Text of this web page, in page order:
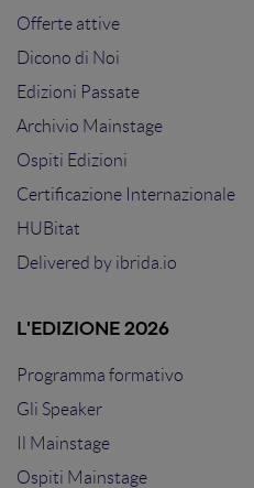
Offerte attive
Dicono di Noi
Edizioni Passate
Archivio Mainstage
Ospiti Edizioni
Certificazione Internazionale
HUBitat
Delivered by ibrida.io
L'EDIZIONE 2026
Programma formativo
Gli Speaker
Il Mainstage
Ospiti Mainstage